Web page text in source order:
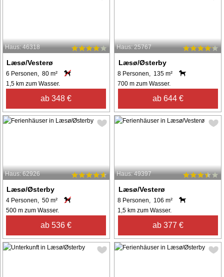
Haus: 46318
Læsø/Vesterø
6 Personen, 80 m²
1,5 km zum Wasser.
ab 348 €
Haus: 25767
Læsø/Østerby
8 Personen, 135 m²
700 m zum Wasser.
ab 644 €
Haus: 62926
Læsø/Østerby
4 Personen, 50 m²
500 m zum Wasser.
ab 536 €
Haus: 49397
Læsø/Vesterø
8 Personen, 106 m²
1,5 km zum Wasser.
ab 377 €